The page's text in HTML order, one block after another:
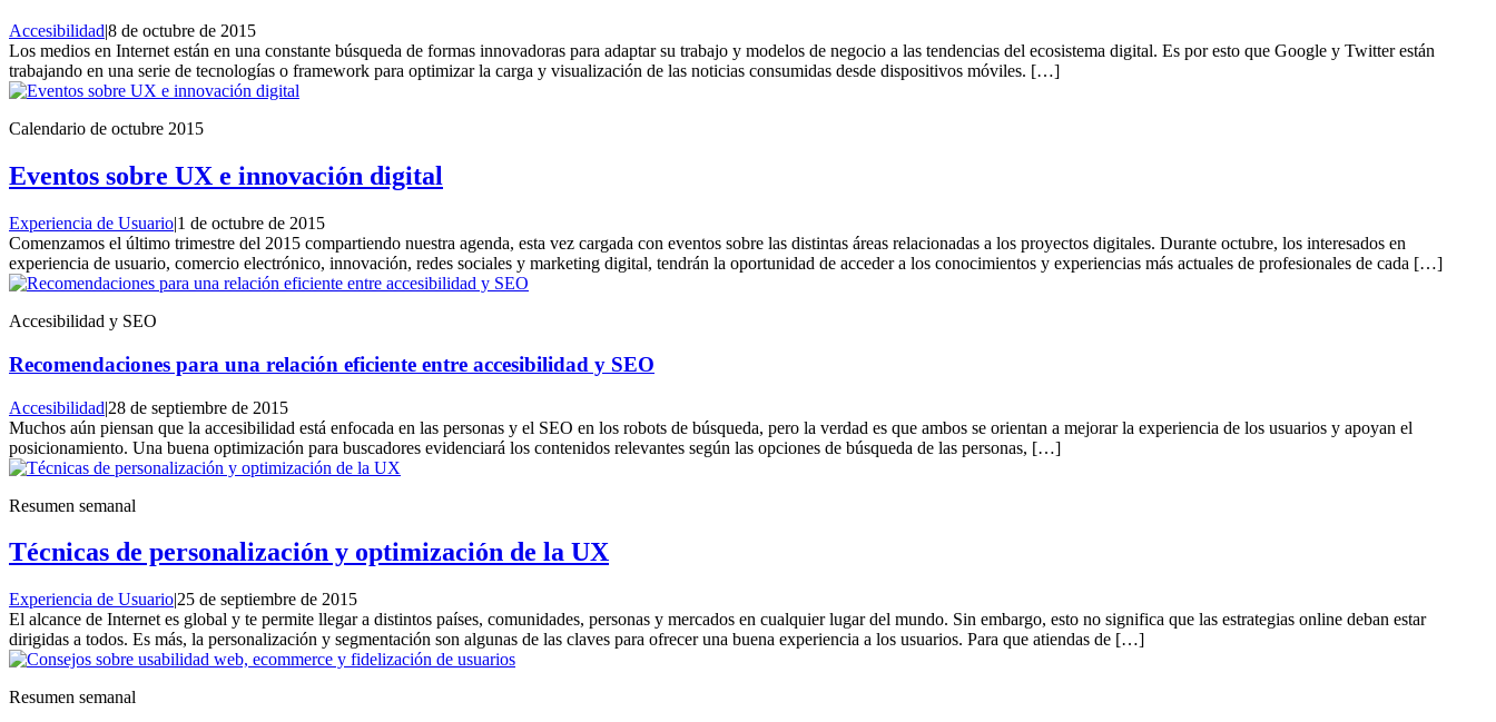
Accesibilidad|8 de octubre de 2015
Los medios en Internet están en una constante búsqueda de formas innovadoras para adaptar su trabajo y modelos de negocio a las tendencias del ecosistema digital. Es por esto que Google y Twitter están
trabajando en una serie de tecnologías o framework para optimizar la carga y visualización de las noticias consumidas desde dispositivos móviles. […]
Calendario de octubre 2015
Eventos sobre UX e innovación digital
Experiencia de Usuario|1 de octubre de 2015
Comenzamos el último trimestre del 2015 compartiendo nuestra agenda, esta vez cargada con eventos sobre las distintas áreas relacionadas a los proyectos digitales. Durante octubre, los interesados en
experiencia de usuario, comercio electrónico, innovación, redes sociales y marketing digital, tendrán la oportunidad de acceder a los conocimientos y experiencias más actuales de profesionales de cada […]
Accesibilidad y SEO
Recomendaciones para una relación eficiente entre accesibilidad y SEO
Accesibilidad|28 de septiembre de 2015
Muchos aún piensan que la accesibilidad está enfocada en las personas y el SEO en los robots de búsqueda, pero la verdad es que ambos se orientan a mejorar la experiencia de los usuarios y apoyan el
posicionamiento. Una buena optimización para buscadores evidenciará los contenidos relevantes según las opciones de búsqueda de las personas, […]
Resumen semanal
Técnicas de personalización y optimización de la UX
Experiencia de Usuario|25 de septiembre de 2015
El alcance de Internet es global y te permite llegar a distintos países, comunidades, personas y mercados en cualquier lugar del mundo. Sin embargo, esto no significa que las estrategias online deban estar
dirigidas a todos. Es más, la personalización y segmentación son algunas de las claves para ofrecer una buena experiencia a los usuarios. Para que atiendas de […]
Resumen semanal